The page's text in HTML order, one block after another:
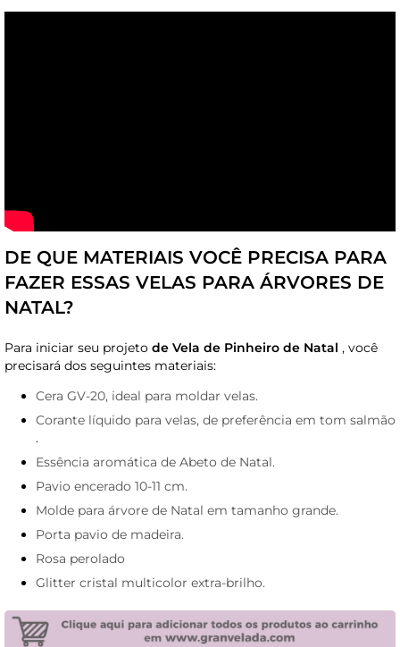
DE QUE MATERIAIS VOCÊ PRECISA PARA
FAZER ESSAS VELAS PARA ÁRVORES DE
NATAL?
Para iniciar seu projeto de Vela de Pinheiro de Natal , você
precisará dos seguintes materiais:
Cera GV-20, ideal para moldar velas.
Corante líquido para velas, de preferência em tom salmão
.
Essência aromática de Abeto de Natal.
Pavio encerado 10-11 cm.
Molde para árvore de Natal em tamanho grande.
Porta pavio de madeira.
Rosa perolado
Glitter cristal multicolor extra-brilho.